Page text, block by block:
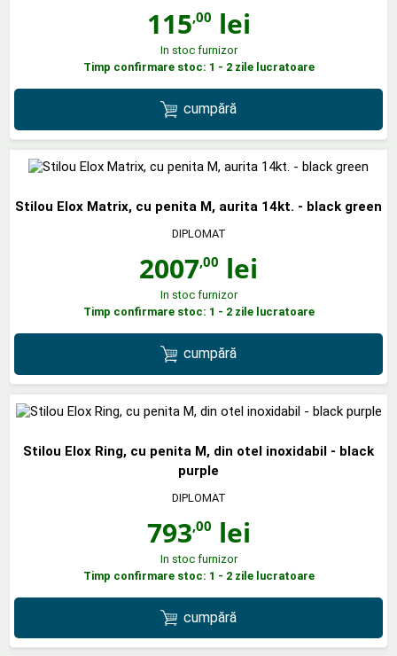
115,00 lei
In stoc furnizor
Timp confirmare stoc: 1 - 2 zile lucratoare
cumpără
Stilou Elox Matrix, cu penita M, aurita 14kt. - black green
DIPLOMAT
2007,00 lei
In stoc furnizor
Timp confirmare stoc: 1 - 2 zile lucratoare
cumpără
Stilou Elox Ring, cu penita M, din otel inoxidabil - black
purple
DIPLOMAT
793,00 lei
In stoc furnizor
Timp confirmare stoc: 1 - 2 zile lucratoare
cumpără